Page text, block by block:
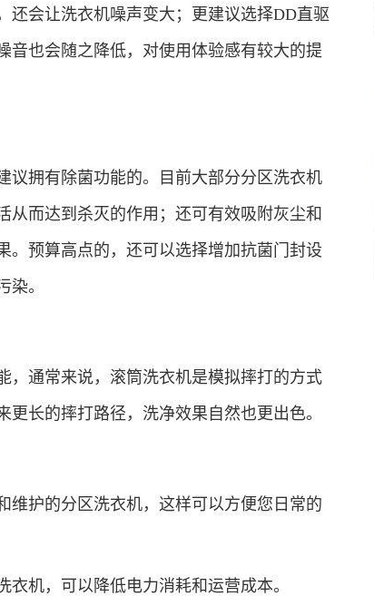
还会让洗衣机噪声变大；更建议选择DD直驱
音也会随之降低，对使用体验感有较大的提
拥有除菌功能的。目前大部分分区洗衣机
而达到杀灭的作用；还可有效吸附灰尘和
。预算高点的，还可以选择增加抗菌门封设
染。
通常来说，滚筒洗衣机是模拟摔打的方式
长的摔打路径，洗净效果自然也更出色。
护的分区洗衣机，这样可以方便您日常的
机，可以降低电力消耗和运营成本。